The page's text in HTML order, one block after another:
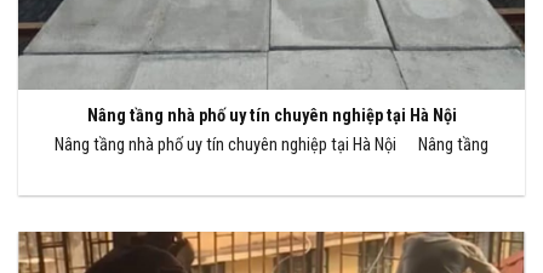
Nâng tầng nhà phố uy tín chuyên nghiệp tại Hà Nội
Nâng tầng nhà phố uy tín chuyên nghiệp tại Hà Nội Nâng tầng